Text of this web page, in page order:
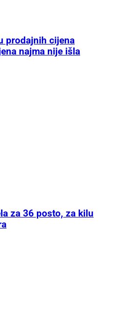
prodajnih cijena
najma nije išla
za 36 posto, za kilu